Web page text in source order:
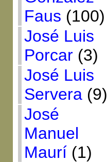
Faus (100)
José Luis
Porcar(3)
José Luis
Servera(9)
José
Manuel
Maurí(1)